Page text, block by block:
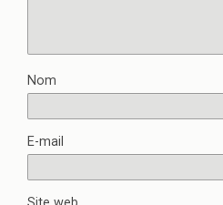
Nom
E-mail